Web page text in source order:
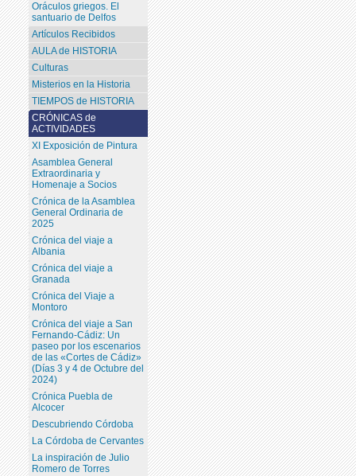
CRÓNICAS de
ACTIVIDADES
XI Exposición de Pintura
Asamblea General
Extraordinaria y
Homenaje a Socios
Crónica de la Asamblea
General Ordinaria de
2025
Crónica del viaje a
Albania
Crónica del viaje a
Granada
Crónica del Viaje a
Montoro
Crónica del viaje a San
Fernando-Cádiz: Un
paseo por los escenarios
de las «Cortes de Cádiz»
(Días 3 y 4 de Octubre del
2024)
Crónica Puebla de
Alcocer
Descubriendo Córdoba
La Córdoba de Cervantes
La inspiración de Julio
Romero de Torres
Oráculos griegos. El
santuario de Delfos
Artículos Recibidos
AULA de HISTORIA
Culturas
Misterios en la Historia
TIEMPOS de HISTORIA